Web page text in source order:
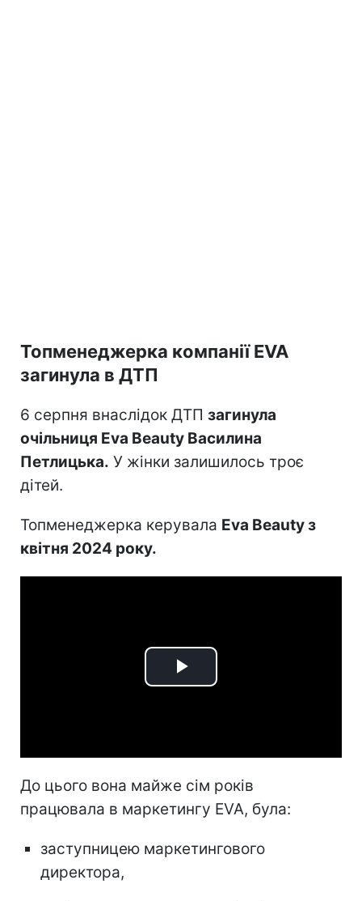
Топменеджерка компанії EVA
загинула в ДТП
6 серпня внаслідок ДТП загинула
очільниця Eva Beauty Василина
Петлицька. У жінки залишилось троє
дітей.
Топменеджерка керувала Eva Beauty з
квітня 2024 року.
Play
До цього вона майже сім років
працювала в маркетингу EVA, була:
заступницею маркетингового
директора,